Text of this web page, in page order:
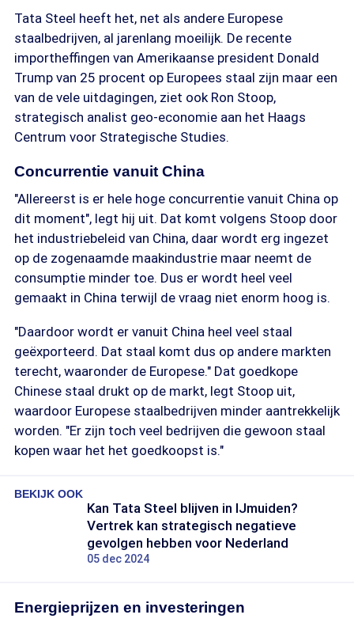
Tata Steel heeft het, net als andere Europese
staalbedrijven, al jarenlang moeilijk. De recente
importheffingen van Amerikaanse president Donald
Trump van 25 procent op Europees staal zijn maar een
van de vele uitdagingen, ziet ook Ron Stoop,
strategisch analist geo-economie aan het Haags
Centrum voor Strategische Studies.
Concurrentie vanuit China
"Allereerst is er hele hoge concurrentie vanuit China op
dit moment", legt hij uit. Dat komt volgens Stoop door
het industriebeleid van China, daar wordt erg ingezet
op de zogenaamde maakindustrie maar neemt de
consumptie minder toe. Dus er wordt heel veel
gemaakt in China terwijl de vraag niet enorm hoog is.
"Daardoor wordt er vanuit China heel veel staal
geëxporteerd. Dat staal komt dus op andere markten
terecht, waaronder de Europese." Dat goedkope
Chinese staal drukt op de markt, legt Stoop uit,
waardoor Europese staalbedrijven minder aantrekkelijk
worden. "Er zijn toch veel bedrijven die gewoon staal
kopen waar het het goedkoopst is."
BEKIJK OOK
Kan Tata Steel blijven in IJmuiden?
Vertrek kan strategisch negatieve
gevolgen hebben voor Nederland
05 dec 2024
Energieprijzen en investeringen